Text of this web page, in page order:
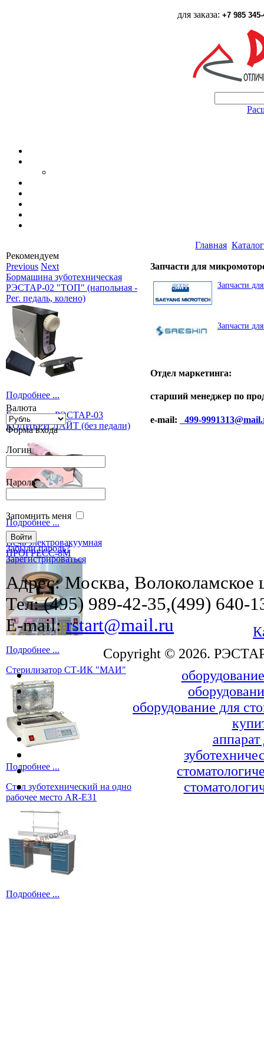
для заказа: +7 985
Главная Каталог
Рекомендуем
Previous Next
Бормашина зуботехническая
РЭСТАР-02 "ТОП" (напольная -
Рег. педаль, колено)
Подробнее ...
Бормашина РЭСТАР-03
КОЛИБРИ ЛАЙТ (без педали)
Подробнее ...
Печь электровакуумная
ПРОГРЕСС-8М
Подробнее ...
Стерилизатор СТ-ИК "МАИ"
Подробнее ...
Стол зуботехнический на одно
рабочее место AR-E31
Подробнее ...
Валюта
Форма входа
Логин
Пароль
Запомнить меня
Забыли пароль?
Зарегистрироваться
Запчасти для
Запчасти
Запчасти
Отдел маркетинга:
старший менеджер по
e-mail: 499-
Адрес: Москва, Волоколамское
Тел: (495) 989-42-35,(499) 640-
E-mail:rstart@mail.ru
Copyright © 2026.
оборудование для